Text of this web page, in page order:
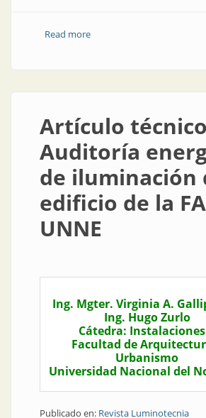
Read moreabout Entrevista |
Artículo
Auditoría
de iluminación
edificio de la
UNNE
Ing. Mgter. Virginia A.
Ing. Hugo Zurlo
Cátedra:
Facultad de
Urbanismo
Universidad Nacional del
Publicado en: Revista Luminotecnia